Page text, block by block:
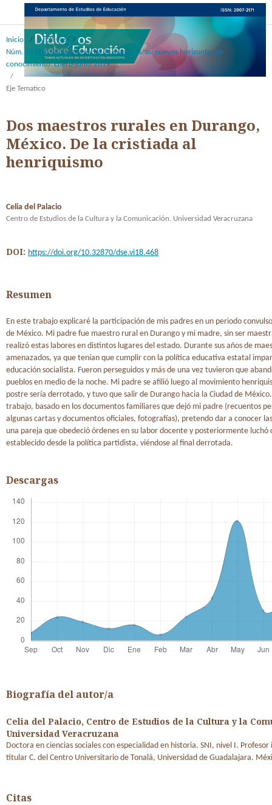
Inicio / Archivos
/
Núm. 18 (10): Biografía social de maestros/as: nuevos horizontes de
conocimiento. Enero-junio 2019
/
Eje Tematico
Dos maestros rurales en Durango,
México. De la cristiada al
henriquismo
Celia del Palacio
Centro de Estudios de la Cultura y la Comunicación. Universidad Veracruzana
DOI: https://doi.org/10.32870/dse.vi18.468
Resumen
En este trabajo explicaré la participación de mis padres en un periodo
de México. Mi padre fue maestro rural en Durango y mi madre, sin ser
realizó estas labores en distintos lugares del estado. Durante sus años de
amenazados, ya que tenían que cumplir con la política educativa estatal
educación socialista. Fueron perseguidos y más de una vez tuvieron que
pueblos en medio de la noche. Mi padre se afilió luego al movimiento
postre sería derrotado, y tuvo que salir de Durango hacia la Ciudad de
trabajo, basado en los documentos familiares que dejó mi padre (recuentos
algunas cartas y documentos oficiales, fotografías), pretendo dar a conocer
una pareja que obedeció órdenes en su labor docente y posteriormente luchó
establecido desde la política partidista, viéndose al final derrotada.
Descargas
Biografía del autor/a
Celia del Palacio, Centro de Estudios de la Cultura y la
Universidad Veracruzana
Doctora en ciencias sociales con especialidad en historia. SNI, nivel I.
titular C. del Centro Universitario de Tonalá, Universidad de Guadalajara.
Citas